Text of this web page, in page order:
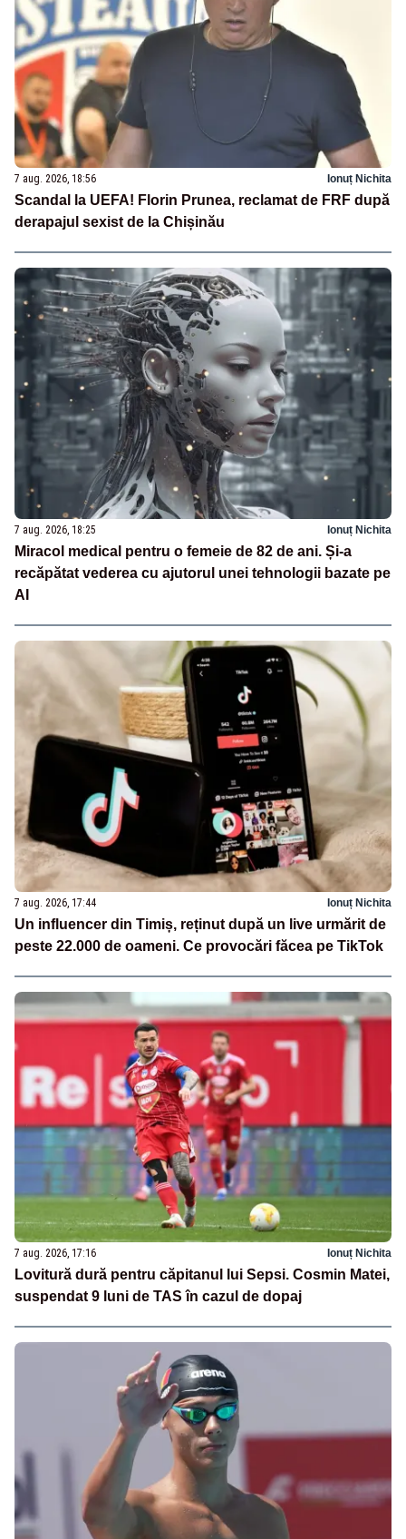
7 aug. 2026, 18:56 Ionuț Nichita
Scandal la UEFA! Florin Prunea, reclamat de FRF după
derapajul sexist de la Chișinău
7 aug. 2026, 18:25 Ionuț Nichita
Miracol medical pentru o femeie de 82 de ani. Și-a
recăpătat vederea cu ajutorul unei tehnologii bazate pe
AI
7 aug. 2026, 17:44 Ionuț Nichita
Un influencer din Timiș, reținut după un live urmărit de
peste 22.000 de oameni. Ce provocări făcea pe TikTok
7 aug. 2026, 17:16 Ionuț Nichita
Lovitură dură pentru căpitanul lui Sepsi. Cosmin Matei,
suspendat 9 luni de TAS în cazul de dopaj